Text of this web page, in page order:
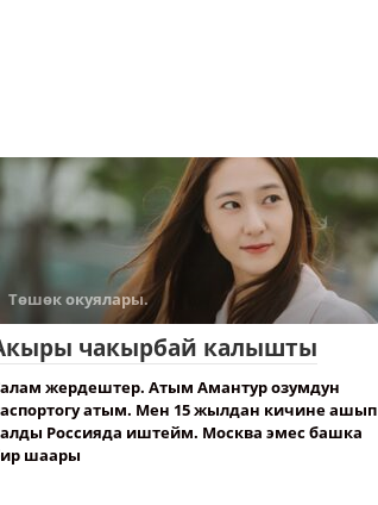
Төшөк окуялары.
чакырбай калышты
жердештер. Атым Амантур озумдун
атым. Мен 15 жылдан кичине ашып
Россияда иштейм. Москва эмес башка
шаары